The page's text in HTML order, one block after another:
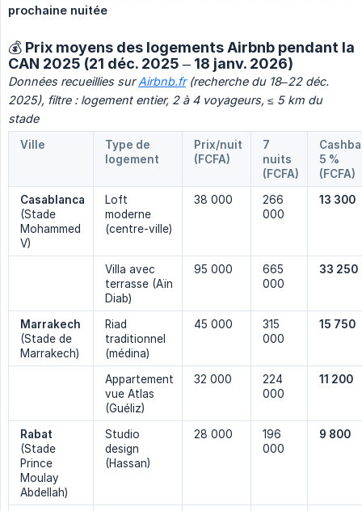
prochaine nuitée
💰 Prix moyens des logements Airbnb pendant la
CAN 2025 (21 déc. 2025 – 18 janv. 2026)
Données recueillies sur Airbnb.fr (recherche du 18–22 déc.
2025), filtre : logement entier, 2 à 4 voyageurs, ≤ 5 km du
stade
Ville
Type de
logement
Prix/nuit
(FCFA)
7
nuits
(FCFA)
5 %
(FCFA)
Casablanca
(Stade
Mohammed
V)
Loft
moderne
(centre-ville)
38 000
266
000
13 300
Villa avec
terrasse (Aïn
Diab)
95 000
665
000
33 250
Marrakech
(Stade de
Marrakech)
Riad
traditionnel
(médina)
45 000
315
000
15 750
Appartement
vue Atlas
(Guéliz)
32 000
224
000
11 200
Rabat
(Stade
Prince
Moulay
Abdellah)
Studio
design
(Hassan)
28 000
196
000
9 800